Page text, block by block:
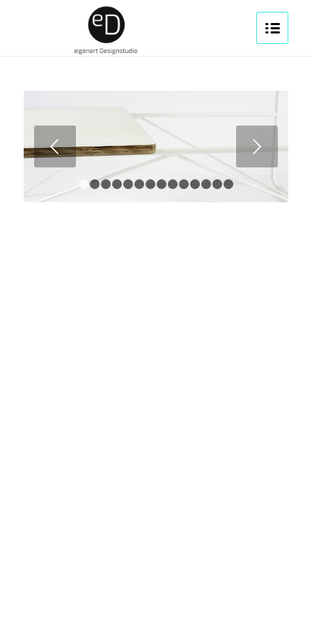
Weiter
1 2 3 4 5 6 7 8 11 12